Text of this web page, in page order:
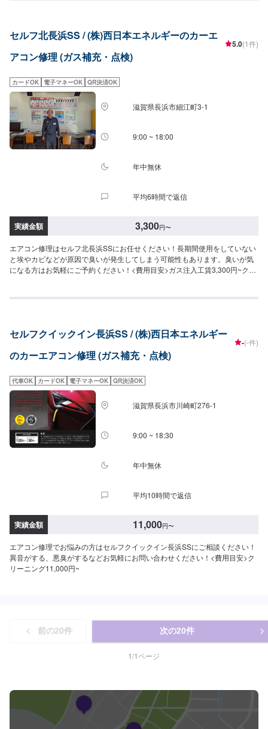
セルフ北長浜SS / (株)西日本エネルギーのカーエ
アコン修理 (ガス補充・点検)
5.0(1件)
カードOK 電子マネーOK QR決済OK
滋賀県長浜市細江町3-1
9:00 ~ 18:00
年中無休
平均6時間で返信
実績金額 3,300円〜
エアコン修理はセルフ北長浜SSにお任せください！長期間使用をしていない
と埃やカビなどが原因で臭いが発生してしまう可能性もあります。臭いが気
になる方はお気軽にご予約ください！<費用目安>ガス注入工賃3,300円~クリ
セルフクイックイン長浜SS / (株)西日本エネルギー
のカーエアコン修理 (ガス補充・点検)
-(-件)
代車OK カードOK 電子マネーOK QR決済OK
滋賀県長浜市川崎町276-1
9:00 ~ 18:30
年中無休
平均10時間で返信
実績金額 11,000円〜
エアコン修理でお悩みの方はセルフクイックイン長浜SSにご相談ください！
異音がする、悪臭がするなどお気軽にお問い合わせください！<費用目安>ク
リーニング11,000円~
前の20件 次の20件
1/1ページ